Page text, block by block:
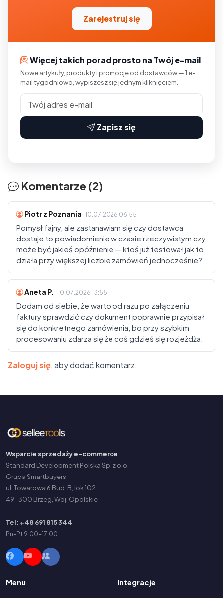
Zarejestruj się
Więcej takich porad prosto na Twój e-mail
Nowe artykuły, produkty i promocje od dostawców — 1 e-
mail tygodniowo, wypiszesz się jednym kliknięciem.
Zapisz się
Komentarze (2)
Piotr z Poznania · 10.07.2026 06:55
Pomysł fajny, ale zastanawiam się czy dostawca
dostaje to powiadomienie w czasie rzeczywistym czy
może być jakieś opóźnienie — ktoś już testował jak to
działa przy większej liczbie zamówień jednocześnie?
Aneta P. · 10.07.2026 13:55
Dodam od siebie, że warto od razu po załączeniu
faktury sprawdzić czy dokument poprawnie przypisał
się do konkretnego zamówienia, bo przy szybkim
procesowaniu zdarza się że coś gdzieś się rozjeżdża.
Zaloguj się, aby dodać komentarz.
Wsparcie sprzedaży e-commerce
Standard Development Polska Sp. z o.o.
Grupa Smartbuyers
ul. Towarowa 6 Bud. B, lok 102
49-300 Brzeg, Woj. Opolskie
Tel: +48 691 815 344
Pn-Pt 9:00-17:00
Menu Integracje